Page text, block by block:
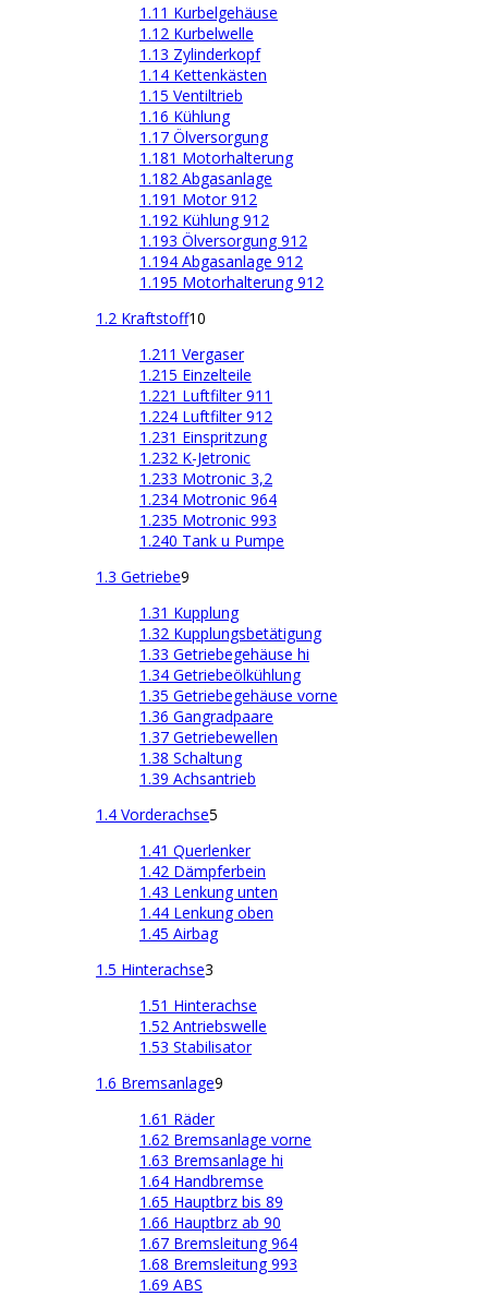
1.11 Kurbelgehäuse
1.12 Kurbelwelle
1.13 Zylinderkopf
1.14 Kettenkästen
1.15 Ventiltrieb
1.16 Kühlung
1.17 Ölversorgung
1.181 Motorhalterung
1.182 Abgasanlage
1.191 Motor 912
1.192 Kühlung 912
1.193 Ölversorgung 912
1.194 Abgasanlage 912
1.195 Motorhalterung 912
1.2 Kraftstoff10
1.211 Vergaser
1.215 Einzelteile
1.221 Luftfilter 911
1.224 Luftfilter 912
1.231 Einspritzung
1.232 K-Jetronic
1.233 Motronic 3,2
1.234 Motronic 964
1.235 Motronic 993
1.240 Tank u Pumpe
1.3 Getriebe9
1.31 Kupplung
1.32 Kupplungsbetätigung
1.33 Getriebegehäuse hi
1.34 Getriebeölkühlung
1.35 Getriebegehäuse vorne
1.36 Gangradpaare
1.37 Getriebewellen
1.38 Schaltung
1.39 Achsantrieb
1.4 Vorderachse5
1.41 Querlenker
1.42 Dämpferbein
1.43 Lenkung unten
1.44 Lenkung oben
1.45 Airbag
1.5 Hinterachse3
1.51 Hinterachse
1.52 Antriebswelle
1.53 Stabilisator
1.6 Bremsanlage9
1.61 Räder
1.62 Bremsanlage vorne
1.63 Bremsanlage hi
1.64 Handbremse
1.65 Hauptbrz bis 89
1.66 Hauptbrz ab 90
1.67 Bremsleitung 964
1.68 Bremsleitung 993
1.69 ABS